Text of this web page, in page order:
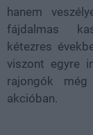
hanem
fájdalmas
kétezres
viszont egyre
rajongók
akcióban.